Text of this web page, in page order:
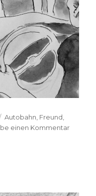
Schlagwörter
Autobahn Freund
einen Kommentarzu